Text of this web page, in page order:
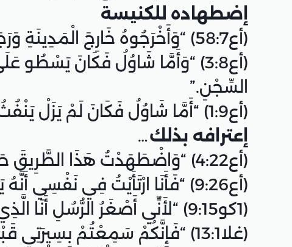
إضطهاده للكنيسة
(أع58:7) “وَأَخْرَجُوهُ خَارِجَ الْمَدِينَةِ وَرَجَمُوهُ. وَالشُّهُودُ خَلَعُوا ثِيَابَهُمْ عِنْدَ رِجْلَيْ شَابٍّ يُقَالُ لَهُ شَاوُلُ.”
(أع3:8) “وَأَمَّا شَاوُلُ فَكَانَ
السِّجْنِ.”
(أع1:9) “أَمَّا شَاوُلُ فَكَانَ لَمْ يَزَلْ يَنْفُثُ تَهَدُّداً وَقَتْلاً عَلَى تَلاَمِيذِ الرَّبِّ فَتَقَدَّمَ إِلَى رَئِيسِ الْكَهَنَةِ”
إعترافه بذلك…
(أع4:22) “وَاضْطَهَدْتُ هَذَا الطَّرِيقَ حَتَّى الْمَوْتِ مُقَيِّداً وَمُسَلِّماً إِلَى السُّجُونِ رِجَالاً وَنِسَاءً”
(أع9:26) “فَأَنَا ارْتَأَيْتُ فِي نَفْسِي أَنَّهُ يَنْبَغِي أَنْ أَصْنَعَ أُمُوراً كَثِيرَةً مُضَادَّةً لاِسْمِ يَسُوعَ النَّاصِرِيِّ.”
(1كو9:15) “لأَنِّي أَصْغَرُ الرُّسُلِ أَنَا الَّذِي لَسْتُ أَهْلاً لأَنْ أُدْعَى رَسُولاً لأَنِّي اضْطَهَدْتُ كَنِيسَةَ اللهِ.”
(غلا13:1) “فَإِنَّكُمْ سَمِعْتُمْ بِسِيرَتِي قَبْلاً فِي الدِّيَانَةِ الْيَهُودِيَّةِ، أَنِّي كُنْتُ أَضْطَهِدُ كَنِيسَةَ اللهِ بِإِفْرَاطٍ وَأُتْلِفُهَا.”